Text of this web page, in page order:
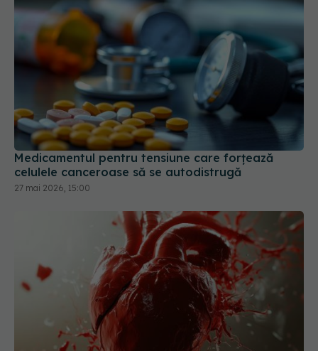
Medicamentul pentru tensiune care forțează
celulele canceroase să se autodistrugă
27 mai 2026, 15:00